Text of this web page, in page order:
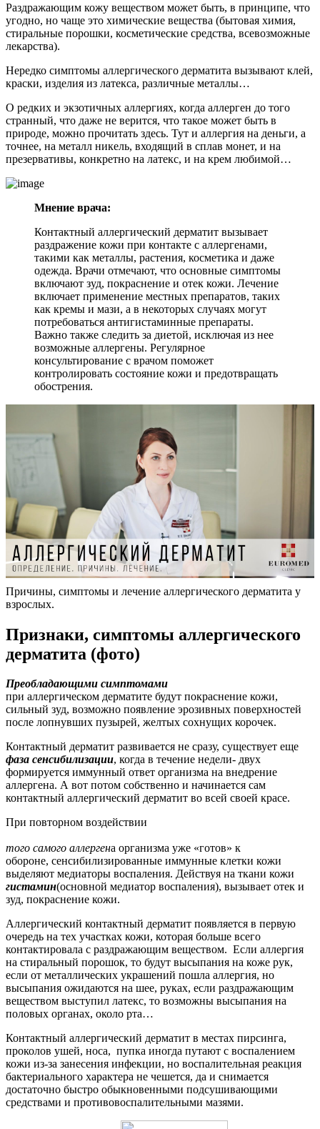
Раздражающим кожу веществом может быть, в принципе, что
угодно, но чаще это химические вещества (бытовая химия,
стиральные порошки, косметические средства, всевозможные
лекарства).
Нередко симптомы аллергического дерматита вызывают клей,
краски, изделия из латекса, различные металлы…
О редких и экзотичных аллергиях, когда аллерген до того
странный, что даже не верится, что такое может быть в
природе, можно прочитать здесь. Тут и аллергия на деньги, а
точнее, на металл никель, входящий в сплав монет, и на
презервативы, конкретно на латекс, и на крем любимой…
Мнение врача:
Контактный аллергический дерматит вызывает
раздражение кожи при контакте с аллергенами,
такими как металлы, растения, косметика и даже
одежда. Врачи отмечают, что основные симптомы
включают зуд, покраснение и отек кожи. Лечение
включает применение местных препаратов, таких
как кремы и мази, а в некоторых случаях могут
потребоваться антигистаминные препараты.
Важно также следить за диетой, исключая из нее
возможные аллергены. Регулярное
консультирование с врачом поможет
контролировать состояние кожи и предотвращать
обострения.
Причины, симптомы и лечение аллергического дерматита у
взрослых.
Признаки, симптомы аллергического
дерматита (фото)
Преобладающими симптомами
при аллергическом дерматите будут покраснение кожи,
сильный зуд, возможно появление эрозивных поверхностей
после лопнувших пузырей, желтых сохнущих корочек.
Контактный дерматит развивается не сразу, существует еще
фаза сенсибилизации, когда в течение недели- двух
формируется иммунный ответ организма на внедрение
аллергена. А вот потом собственно и начинается сам
контактный аллергический дерматит во всей своей красе.
При повторном воздействии
того самого аллергена организма уже «готов» к
обороне, сенсибилизированные иммунные клетки кожи
выделяют медиаторы воспаления. Действуя на ткани кожи
гистамин(основной медиатор воспаления), вызывает отек и
зуд, покраснение кожи.
Аллергический контактный дерматит появляется в первую
очередь на тех участках кожи, которая больше всего
контактировала с раздражающим веществом. Если аллергия
на стиральный порошок, то будут высыпания на коже рук,
если от металлических украшений пошла аллергия, но
высыпания ожидаются на шее, руках, если раздражающим
веществом выступил латекс, то возможны высыпания на
половых органах, около рта…
Контактный аллергический дерматит в местах пирсинга,
проколов ушей, носа, пупка иногда путают с воспалением
кожи из-за занесения инфекции, но воспалительная реакция
бактериального характера не чешется, да и снимается
достаточно быстро обыкновенными подсушивающими
средствами и противовоспалительными мазями.